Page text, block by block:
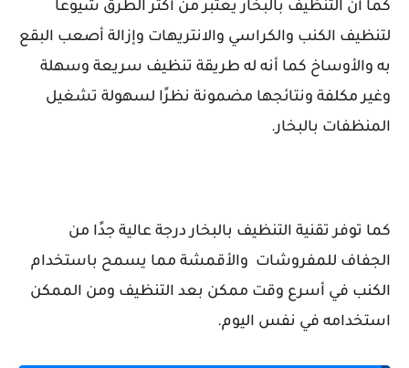
كما أن التنظيف بالبخار يعتبر من أكثر الطرق شيوعًا
لتنظيف الكنب والكراسي والانتريهات وإزالة أصعب البقع
به والأوساخ كما أنه له طريقة تنظيف سريعة وسهلة
وغير مكلفة ونتائجها مضمونة نظرًا لسهولة تشغيل
المنظفات بالبخار.
كما توفر تقنية التنظيف بالبخار درجة عالية جدًا من
الجفاف للمفروشات والأقمشة مما يسمح باستخدام
الكنب في أسرع وقت ممكن بعد التنظيف ومن الممكن
استخدامه في نفس اليوم.